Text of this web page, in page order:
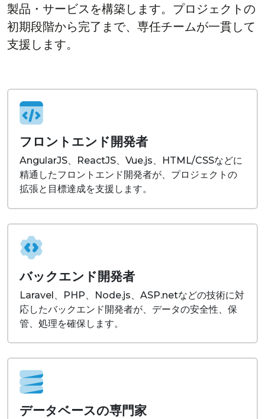
製品・サービスを構築します。プロジェクトの
初期段階から完了まで、専任チームが一貫して
支援します。
フロントエンド開発者
AngularJS、ReactJS、Vue.js、HTML/CSSなどに
精通したフロントエンド開発者が、プロジェクトの
拡張と目標達成を支援します。
バックエンド開発者
Laravel、PHP、Node.js、ASP.netなどの技術に対
応したバックエンド開発者が、データの安全性、保
管、処理を確保します。
データベースの専門家